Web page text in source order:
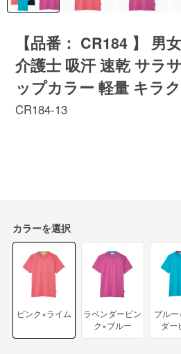
【品番： CR184 】 男
介護士 吸汗 速乾 サラ
ップカラー 軽量 キラク
CR184-13
カラーを選択
ピンク×ライム
ラベンダーピン
ク×ブルー
ブル
ダー